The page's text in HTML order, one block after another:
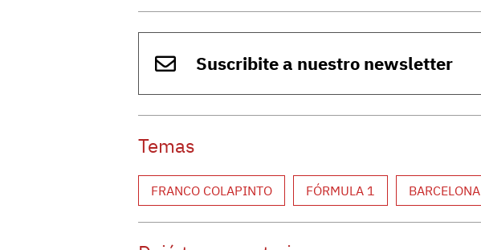
Suscribite a nuestro newsletter
Temas
FRANCO COLAPINTO FÓRMULA 1 BARCELONA